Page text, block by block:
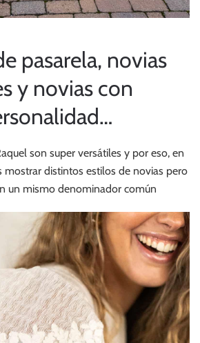
pasarela, novias
y novias con
son super versátiles y por eso, en
mostrar distintos estilos de novias pero
un mismo denominador común